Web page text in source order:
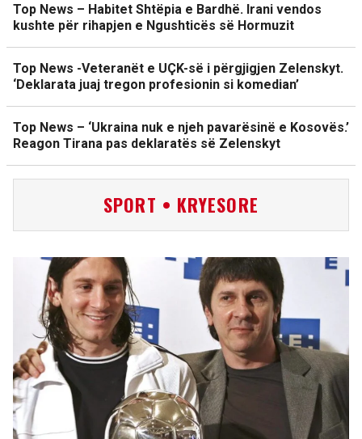
Top News – Habitet Shtëpia e Bardhë. Irani vendos
kushte për rihapjen e Ngushticës së Hormuzit
Top News -Veteranët e UÇK-së i përgjigjen Zelenskyt.
‘Deklarata juaj tregon profesionin si komedian’
Top News – ‘Ukraina nuk e njeh pavarësinë e Kosovës.’
Reagon Tirana pas deklaratës së Zelenskyt
SPORT • KRYESORE